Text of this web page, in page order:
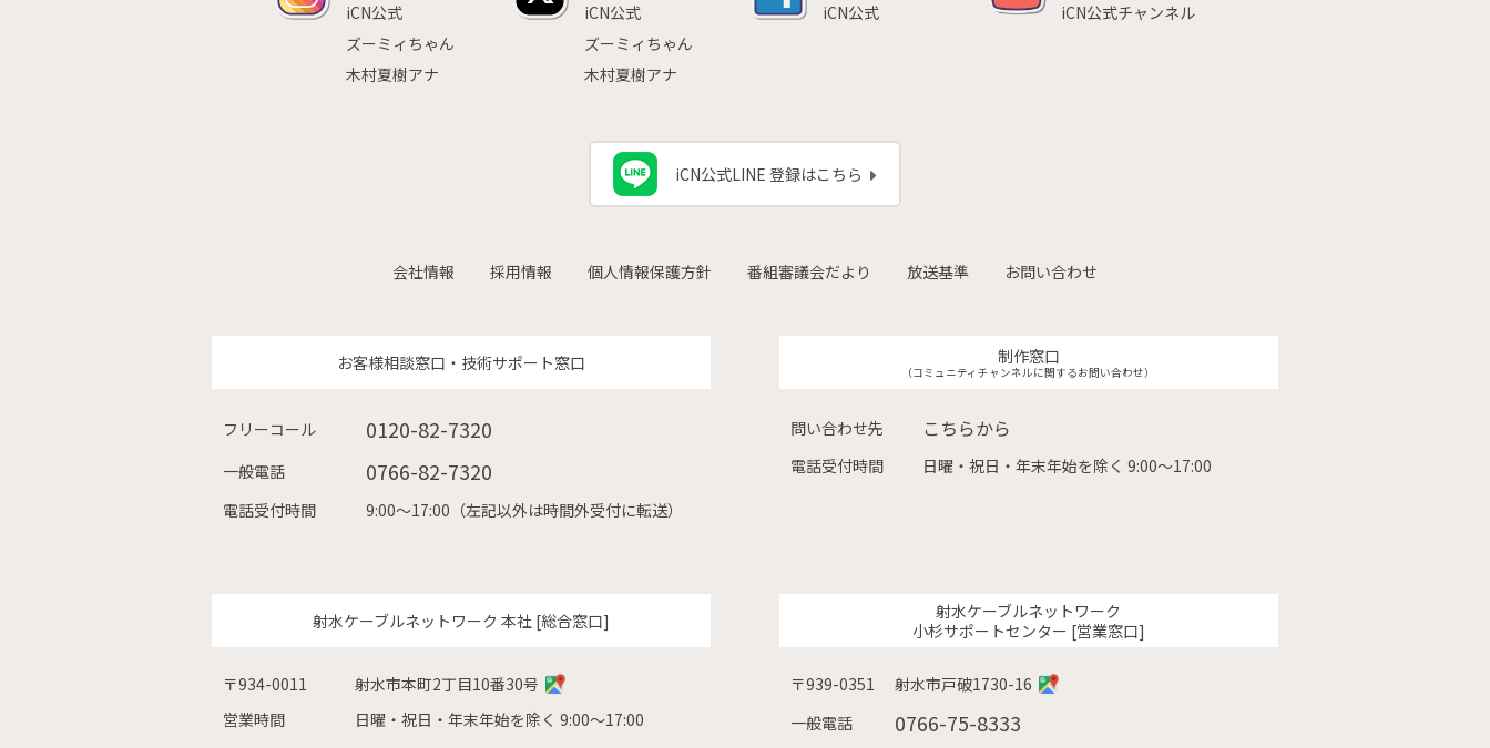
iCN公式
ズーミィちゃん
木村夏樹アナ
iCN公式
ズーミィちゃん
木村夏樹アナ
iCN公式 iCN公式チャンネル
iCN公式LINE 登録はこちら
会社情報 採用情報 個人情報保護方針 番組審議会だより 放送基準 お問い合わせ
お客様相談窓口・技術サポート窓口
フリーコール 0120-82-7320
一般電話 0766-82-7320
電話受付時間 9:00〜17:00（左記以外は時間外受付に転送）
制作窓口
（コミュニティチャンネルに関するお問い合わせ）
問い合わせ先 こちらから
電話受付時間 日曜・祝日・年末年始を除く 9:00〜17:00
射水ケーブルネットワーク 本社 [総合窓口]
〒934-0011
射水市本町2丁目10番30号
営業時間
日曜・祝日・年末年始を除く 9:00〜17:00
射水ケーブルネットワーク
小杉サポートセンター [営業窓口]
〒939-0351
射水市戸破1730-16
一般電話
0766-75-8333